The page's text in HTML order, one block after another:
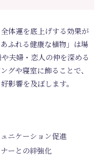
体運を底上げする効果が
ふれる健康な植物」は場
夫婦・恋人の仲を深める
グや寝室に飾ることで、
影響を及ぼします。
ニケーション促進
ーとの絆強化